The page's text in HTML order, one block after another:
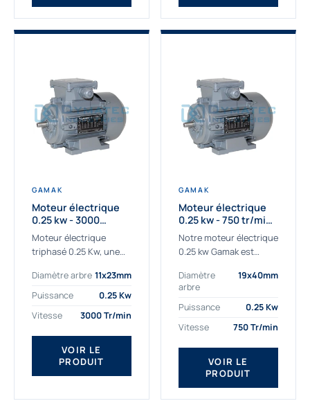
GAMAK
Moteur électrique
0.25 kw - 3000
Tr/min - 230/400V -
IE2
Moteur électrique
triphasé 0.25 Kw, une
adaptée à tous types
de machines.
triphasé 0.25 Kw Gamak
à haut rendement...
Diamètre arbre 11x23mm
Puissance
0.25 Kw
Vitesse
3000 Tr/min
VOIR LE
PRODUIT
GAMAK
Moteur électrique
0.25 kw - 750 tr/min -
230/400V - IE2
Notre moteur électrique
0.25 kw Gamak est
aux applications
sévères. Nous
déterminons,
fournissons
des moteurs
asynchrones depuis de
nombreuses années....
Diamètre
arbre
19x40mm
Puissance
0.25 Kw
Vitesse
750 Tr/min
VOIR LE
PRODUIT